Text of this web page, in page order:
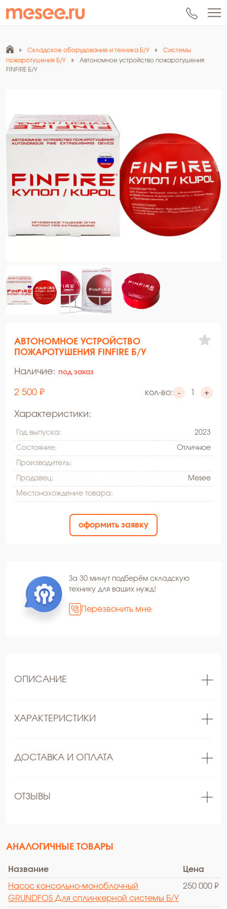
Складское оборудование и техника Б/У
Системы
пожаротушения Б/У
Автономное устройство пожаротушения
FINFIRE Б/У
АВТОНОМНОЕ УСТРОЙСТВО
ПОЖАРОТУШЕНИЯ FINFIRE Б/У
Наличие: под заказ
2 500 ₽ кол-во: - +
Характеристики:
Год выпуска: 2023
Состояние: Oтличное
Производитель:
Продавец: Mesee
Местонахождение товара:
оформить заявку
За 30 минут подберём складскую
технику для ваших нужд!
Перезвонить мне
ОПИСАНИЕ
ХАРАКТЕРИСТИКИ
ДОСТАВКА И ОПЛАТА
ОТЗЫВЫ
АНАЛОГИЧНЫЕ ТОВАРЫ
Название Цена
Насос консольно-моноблочный
GRUNDFOS Для сплинкерной системы Б/У
250 000 ₽